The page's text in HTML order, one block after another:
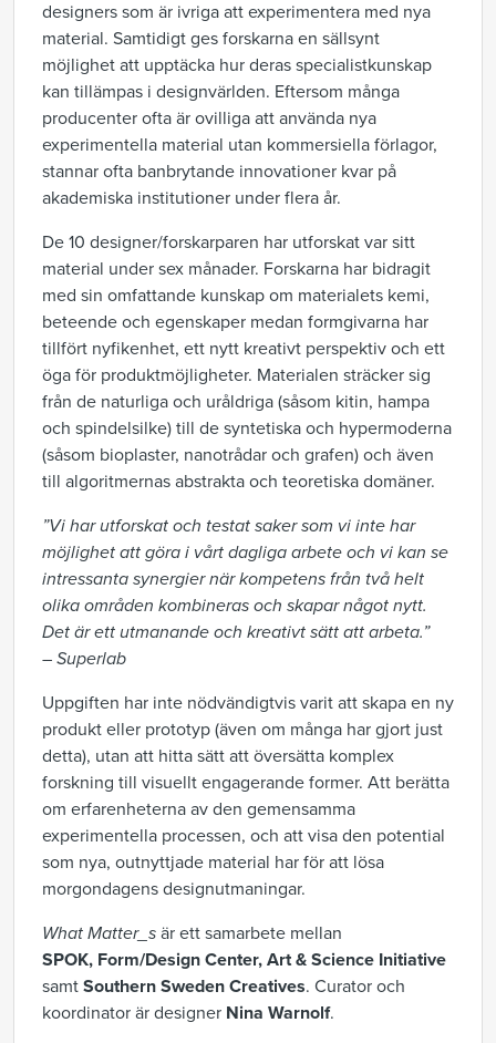
designers som är ivriga att experimentera med nya
material. Samtidigt ges forskarna en sällsynt
möjlighet att upptäcka hur deras specialistkunskap
kan tillämpas i designvärlden. Eftersom många
producenter ofta är ovilliga att använda nya
experimentella material utan kommersiella förlagor,
stannar ofta banbrytande innovationer kvar på
akademiska institutioner under flera år.
De 10 designer/forskarparen har utforskat var sitt
material under sex månader. Forskarna har bidragit
med sin omfattande kunskap om materialets kemi,
beteende och egenskaper medan formgivarna har
tillfört nyfikenhet, ett nytt kreativt perspektiv och ett
öga för produktmöjligheter. Materialen sträcker sig
från de naturliga och uråldriga (såsom kitin, hampa
och spindelsilke) till de syntetiska och hypermoderna
(såsom bioplaster, nanotrådar och grafen) och även
till algoritmernas abstrakta och teoretiska domäner.
”Vi har utforskat och testat saker som vi inte har
möjlighet att göra i vårt dagliga arbete och vi kan se
intressanta synergier när kompetens från två helt
olika områden kombineras och skapar något nytt.
Det är ett utmanande och kreativt sätt att arbeta.”
– Superlab
Uppgiften har inte nödvändigtvis varit att skapa en ny
produkt eller prototyp (även om många har gjort just
detta), utan att hitta sätt att översätta komplex
forskning till visuellt engagerande former. Att berätta
om erfarenheterna av den gemensamma
experimentella processen, och att visa den potential
som nya, outnyttjade material har för att lösa
morgondagens designutmaningar.
What Matter_s är ett samarbete mellan
SPOK, Form/Design Center, Art & Science Initiative
samt Southern Sweden Creatives. Curator och
koordinator är designer Nina Warnolf.